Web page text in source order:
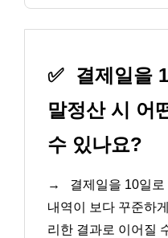
✅
결제일을
말정산 시 어
수 있나요?
→
결제일을 10일
내역이 보다 꾸준하
리한 결과로 이어질